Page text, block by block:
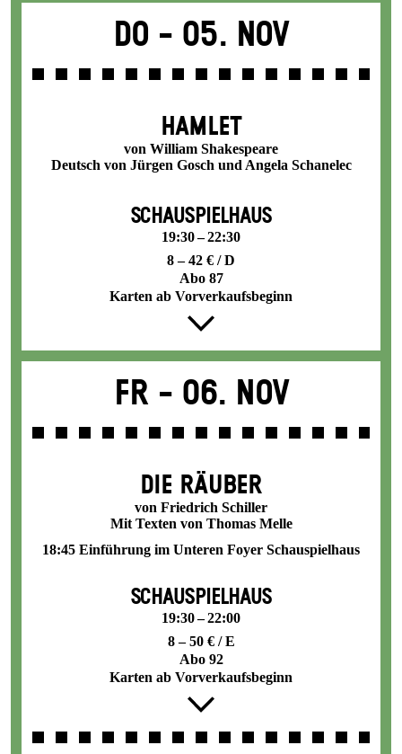
Do - 05. Nov
HAMLET
von William Shakespeare
Deutsch von Jürgen Gosch und Angela Schanelec
SCHAUSPIELHAUS
19:30 – 22:30
8 – 42 € / D
Abo 87
Karten ab Vorverkaufsbeginn
Fr - 06. Nov
DIE RÄUBER
von Friedrich Schiller
Mit Texten von Thomas Melle
18:45 Einführung im Unteren Foyer Schauspielhaus
SCHAUSPIELHAUS
19:30 – 22:00
8 – 50 € / E
Abo 92
Karten ab Vorverkaufsbeginn